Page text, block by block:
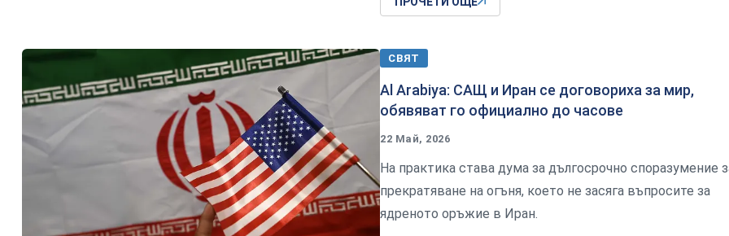
СВЯТ
Al Arabiya: САЩ и Иран се договориха за мир,
обявяват го официално до часове
22 Май, 2026
На практика става дума за дългосрочно споразумение
прекратяване на огъня, което не засяга въпросите за
ядреното оръжие в Иран.